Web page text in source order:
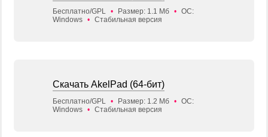
Бесплатно/GPL • Размер: 1.1 Мб • ОС:
Windows • Стабильная версия
Скачать AkelPad (64-бит)
Бесплатно/GPL • Размер: 1.2 Мб • ОС:
Windows • Стабильная версия